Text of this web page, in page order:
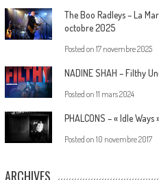
The Boo Radleys – La
octobre 2025
Posted on 17 novembre 2025
NADINE SHAH – Filthy
Posted on 11 mars 2024
PHALCONS – « Idle Ways
Posted on 10 novembre 2017
ARCHIVES